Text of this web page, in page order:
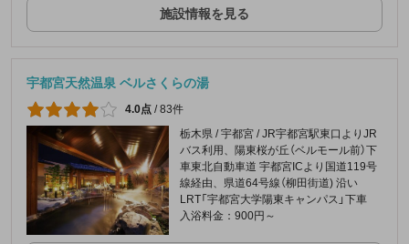
施設情報を見る
宇都宮天然温泉 ベルさくらの湯
4.0点 /83件
栃木県 / 宇都宮 / JR宇都宮駅東口よりJR
バス利用、陽東桜が丘（ベルモール前）下
車東北自動車道 宇都宮ICより国道119号
線経由、県道64号線（柳田街道) 沿い
LRT「宇都宮大学陽東キャンパス」下車
入浴料金：900円～